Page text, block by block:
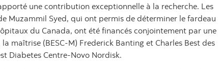
une contribution exceptionnelle à la recherche. Les
Muzammil Syed, qui ont permis de déterminer le fardeau
du Canada, ont été financés conjointement par une
maîtrise (BESC-M) Frederick Banting et Charles Best des
Diabetes Centre-Novo Nordisk.